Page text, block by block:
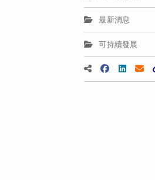
最新消息
可持續發展